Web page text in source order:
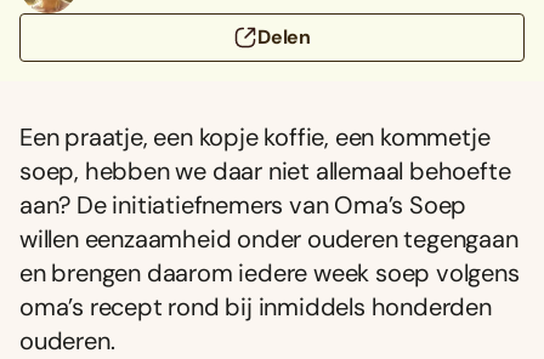
Delen
Een praatje, een kopje koffie, een kommetje
soep, hebben we daar niet allemaal behoefte
aan? De initiatiefnemers van Oma’s Soep
willen eenzaamheid onder ouderen tegengaan
en brengen daarom iedere week soep volgens
oma’s recept rond bij inmiddels honderden
ouderen.